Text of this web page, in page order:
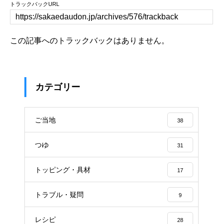
トラックバックURL
この記事へのトラックバックはありません。
カテゴリー
ご当地 38
つゆ 31
トッピング・具材 17
トラブル・疑問 9
レシピ 28